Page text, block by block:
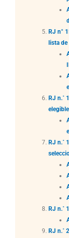
RJ n°
lista
RJ n.˚
RJ n.˚
RJ n.˚
RJ n.˚